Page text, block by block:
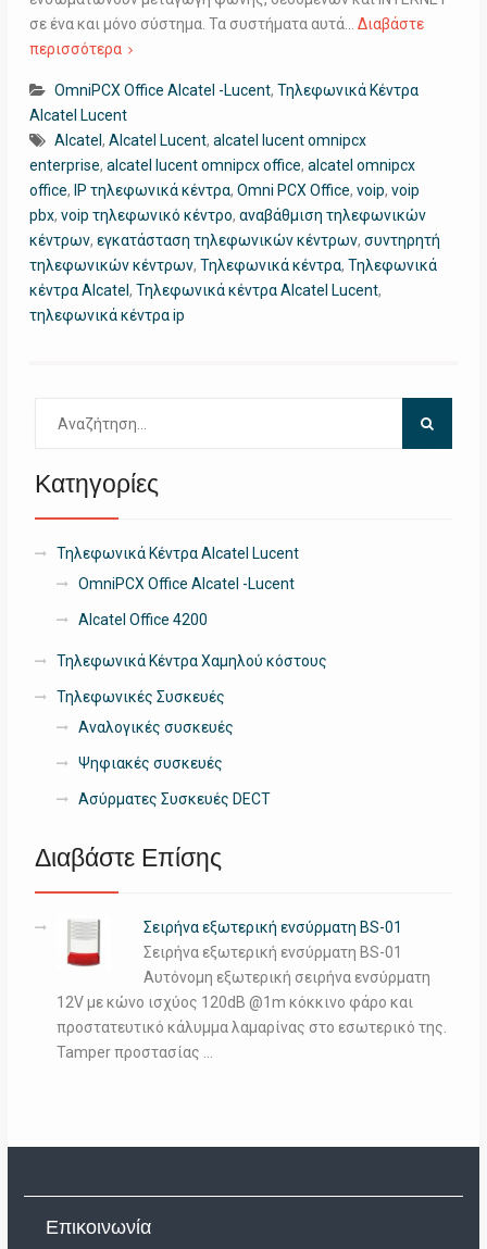
σε ένα και μόνο σύστημα. Τα συστήματα αυτά… Διαβάστε
περισσότερα
OmniPCX Office Alcatel -Lucent, Τηλεφωνικά Κέντρα
Alcatel Lucent
Alcatel , Alcatel Lucent, alcatel lucent omnipcx
enterprise, alcatel lucent omnipcx office, alcatel omnipcx
office, IP τηλεφωνικά κέντρα, Omni PCX Office, voip, voip
pbx, voip τηλεφωνικό κέντρο, αναβάθμιση τηλεφωνικών
κέντρων, εγκατάσταση τηλεφωνικών κέντρων, συντηρητή
τηλεφωνικών κέντρων, Τηλεφωνικά κέντρα, Τηλεφωνικά
κέντρα Alcatel , Τηλεφωνικά κέντρα Alcatel Lucent,
τηλεφωνικά κέντρα ip
για:
Κατηγορίες
Τηλεφωνικά Κέντρα Alcatel Lucent
OmniPCX Office Alcatel -Lucent
Alcatel Office 4200
Τηλεφωνικά Κέντρα Χαμηλού κόστους
Τηλεφωνικές Συσκευές
Αναλογικές συσκευές
Ψηφιακές συσκευές
Ασύρματες Συσκευές DECT
Διαβάστε Επίσης
Σειρήνα εξωτερική ενσύρματη ΒS-01
Σειρήνα εξωτερική ενσύρματη ΒS-01
Αυτόνομη εξωτερική σειρήνα ενσύρματη
12V με κώνο ισχύος 120dB @1m κόκκινο φάρο και
προστατευτικό κάλυμμα λαμαρίνας στο εσωτερικό της.
Tamper προστασίας …
Επικοινωνία